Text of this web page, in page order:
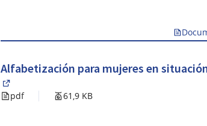
Alfabetización para mujeres en
(Abrir en una pestaña nueva)
pdf 61,9 KB